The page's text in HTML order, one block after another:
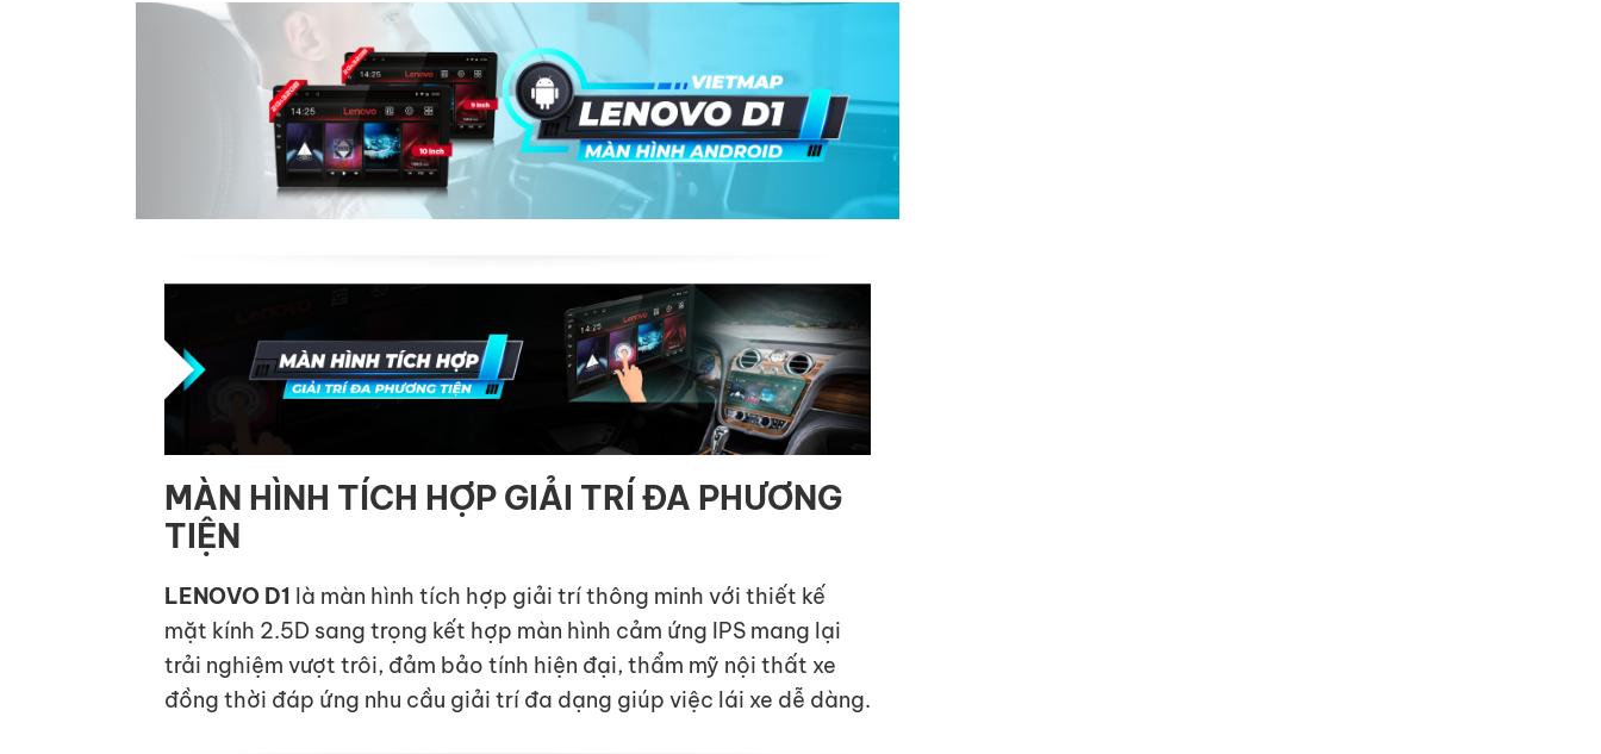
MÀN HÌNH TÍCH HỢP GIẢI TRÍ ĐA PHƯƠNG
TIỆN
LENOVO D1 là màn hình tích hợp giải trí thông minh với thiết kế
mặt kính 2.5D sang trọng kết hợp màn hình cảm ứng IPS mang lại
trải nghiệm vượt trôi, đảm bảo tính hiện đại, thẩm mỹ nội thất xe
đồng thời đáp ứng nhu cầu giải trí đa dạng giúp việc lái xe dễ dàng.